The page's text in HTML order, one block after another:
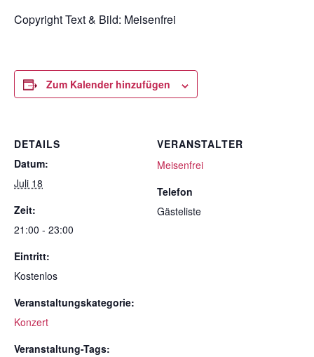
Copyright Text & Bild: Meisenfrei
Zum Kalender hinzufügen
DETAILS
Datum:
Juli 18
Zeit:
21:00 - 23:00
Eintritt:
Kostenlos
Veranstaltungskategorie:
Konzert
Veranstaltung-Tags:
VERANSTALTER
Meisenfrei
Telefon
Gästeliste